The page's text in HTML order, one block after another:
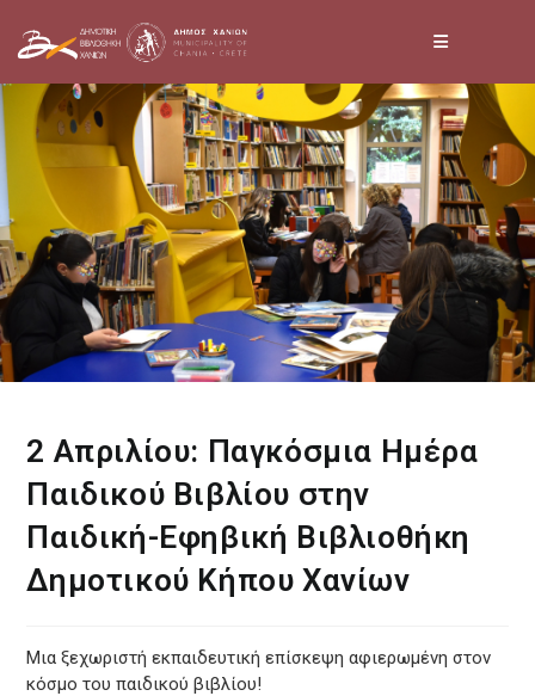
to
content
2 Απριλίου: Παγκόσμια Ημέρα
Παιδικού Βιβλίου στην
Παιδική-Εφηβική Βιβλιοθήκη
Δημοτικού Κήπου Χανίων
Μια ξεχωριστή εκπαιδευτική επίσκεψη αφιερωμένη στον
κόσμο του παιδικού βιβλίου!